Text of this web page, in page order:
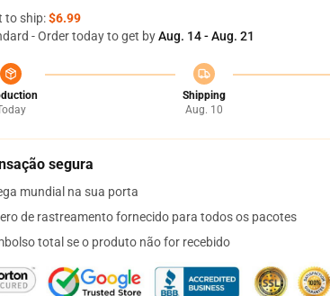
to ship:$6.99
- Order today to get byAug. 14 - Aug. 21
Shipping
Aug. 10
segura
mundial na sua porta
de rastreamento fornecido para todos os pacotes
total se o produto não for recebido